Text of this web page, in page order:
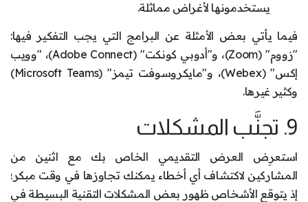
يستخدمونها لأغراض مماثلة.
فيما يأتي بعض الأمثلة عن البرامج التي يجب التفكير فيها:
"زووم" (Zoom)، و"أدوبي كونكت" (Adobe Connect)، "وويب
إكس" (Webex)، و"مايكروسوفت تيمز" (Microsoft Teams)
وكثير غيرها.
9. تجنَّب المشكلات
استعرِض العرض التقديمي الخاص بك مع اثنين من
المشاركين لاكتشاف أي أخطاء يمكنك تجاوزها في وقت مبكر؛
إذ يتوقع الأشخاص ظهور بعض المشكلات التقنية البسيطة في